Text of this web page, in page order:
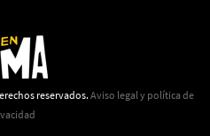
de Solobones
reservados. Aviso legal y política de